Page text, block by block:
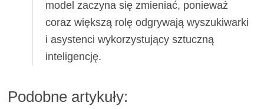
model zaczyna się zmieniać, ponieważ
coraz większą rolę odgrywają wyszukiwarki
i asystenci wykorzystujący sztuczną
inteligencję.
Podobne artykuły: